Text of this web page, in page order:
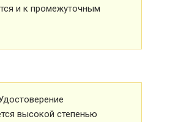
и к промежуточным
высокой степенью